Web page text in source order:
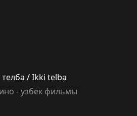
телба / Ikki telba
- узбек фильмы